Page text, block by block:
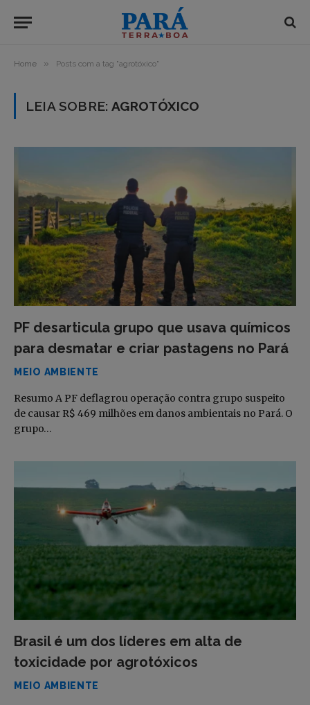
Home » Posts com a tag "agrotóxico"
LEIA SOBRE:AGROTÓXICO
PF desarticula grupo que usava químicos
para desmatar e criar pastagens no Pará
MEIO AMBIENTE
Resumo A PF deflagrou operação contra grupo suspeito
de causar R$ 469 milhões em danos ambientais no Pará. O
grupo…
Brasil é um dos líderes em alta de
toxicidade por agrotóxicos
MEIO AMBIENTE